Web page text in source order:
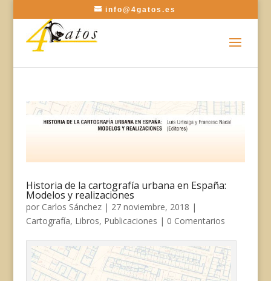
info@4gatos.es
Historia de la cartografía urbana en España:
Modelos y realizaciones
por Carlos Sánchez| 27 noviembre, 2018 |
Cartografía, Libros, Publicaciones | 0 Comentarios